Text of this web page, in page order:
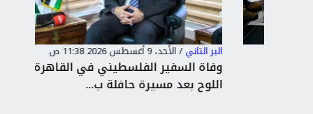
/الأحد، 9 أغسطس 2026 11:38 ص
وفاة السفير الفلسطيني في القاهرة دياب
اللوح بعد مسيرة حافلة ب...